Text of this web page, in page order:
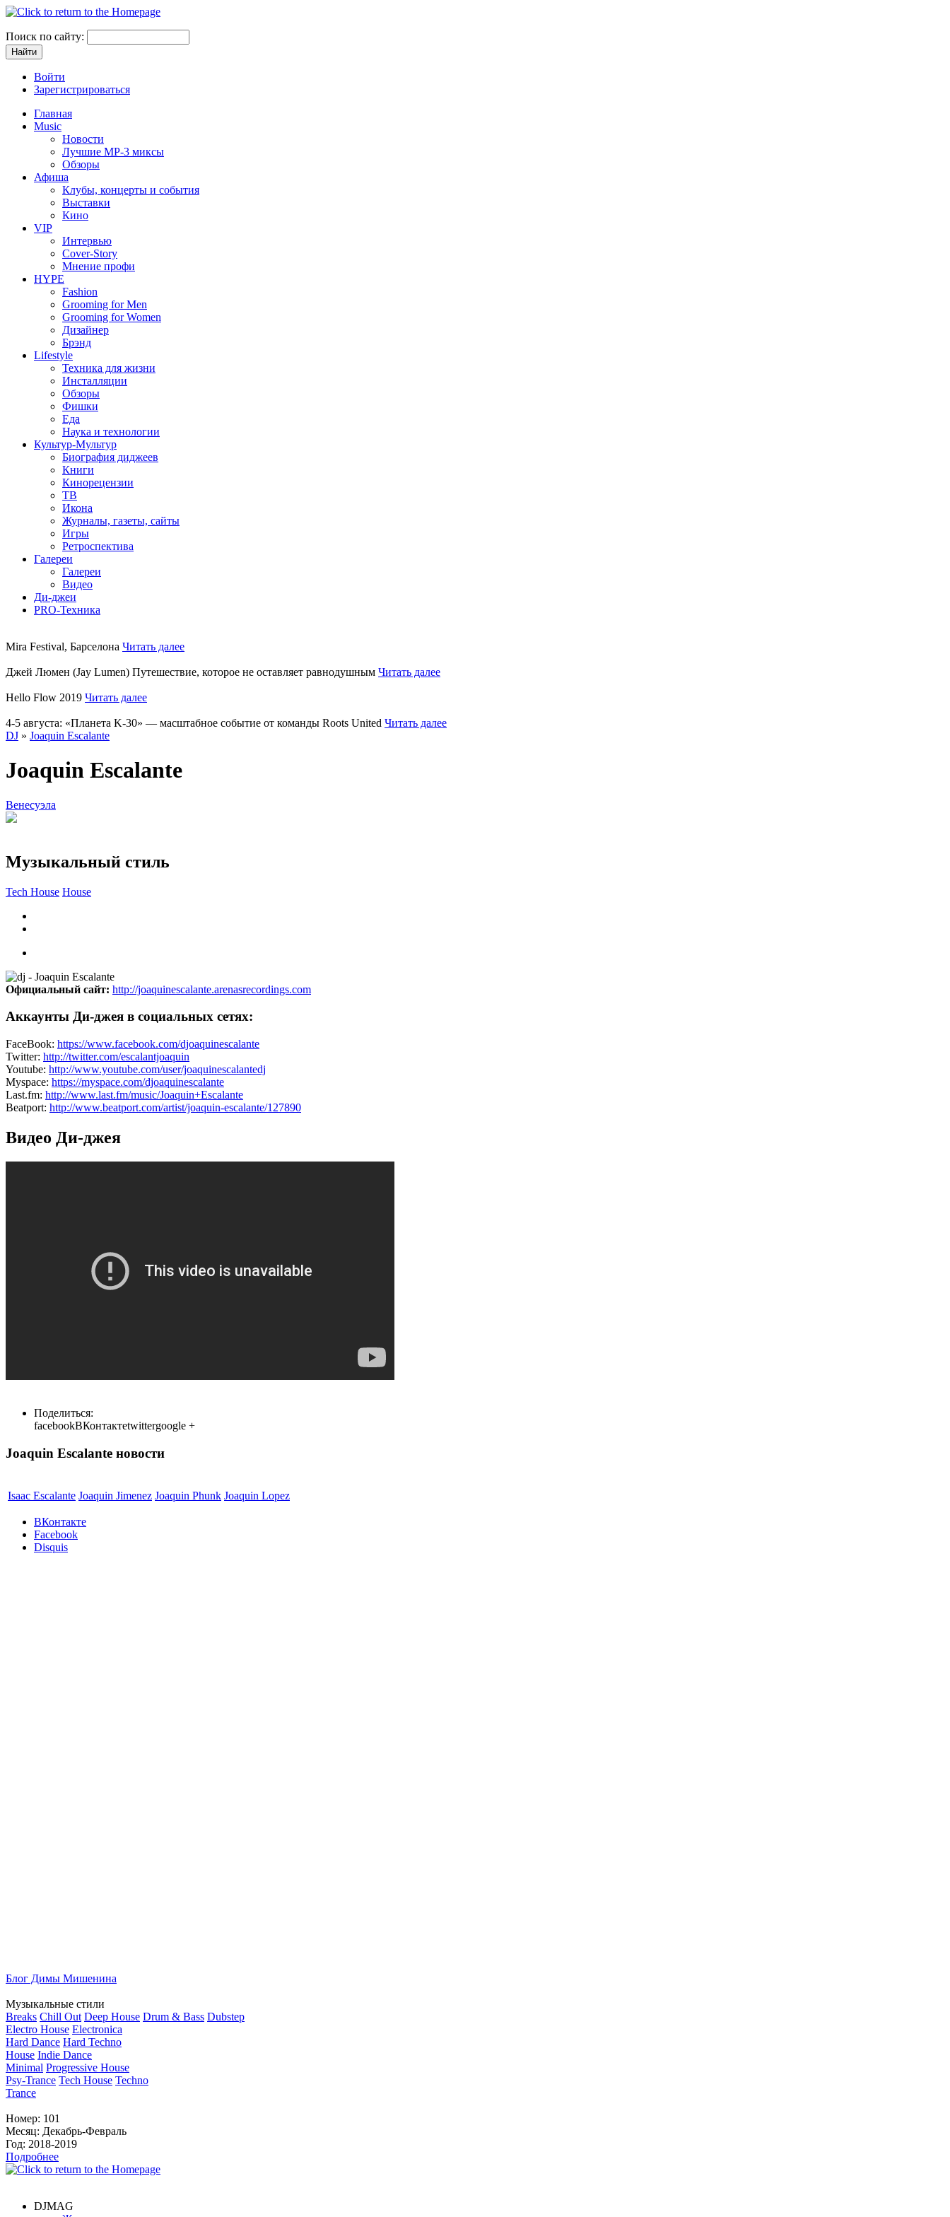
Поиск по сайту:
Войти
Зарегистрироваться
Главная
Music
Новости
Лучшие MP-3 миксы
Обзоры
Афиша
Клубы, концерты и события
Выставки
Кино
VIP
Интервью
Cover-Story
Мнение профи
HYPE
Fashion
Grooming for Men
Grooming for Women
Дизайнер
Брэнд
Lifestyle
Техника для жизни
Инсталляции
Обзоры
Фишки
Еда
Наука и технологии
Культур-Мультур
Биография диджеев
Книги
Кинорецензии
ТВ
Икона
Журналы, газеты, сайты
Игры
Ретроспектива
Галереи
Галереи
Видео
Ди-джеи
PRO-Техника
Mira Festival, Барселона Читать далее
Джей Люмен (Jay Lumen) Путешествие, которое не оставляет равнодушным Читать далее
Hello Flow 2019 Читать далее
4-5 августа: «Планета K-30» — масштабное событие от команды Roots United Читать далее
DJ » Joaquin Escalante
Joaquin Escalante
Венесуэла
Музыкальный стиль
Tech House House
Официальный сайт: http://joaquinescalante.arenasrecordings.com
Аккаунты Ди-джея в социальных сетях:
FaceBook: https://www.facebook.com/djoaquinescalante
Twitter: http://twitter.com/escalantjoaquin
Youtube: http://www.youtube.com/user/joaquinescalantedj
Myspace: https://myspace.com/djoaquinescalante
Last.fm: http://www.last.fm/music/Joaquin+Escalante
Beatport: http://www.beatport.com/artist/joaquin-escalante/127890
Видео Ди-джея
Поделиться:
facebookВКонтактеtwittergoogle +
Joaquin Escalante новости
Isaac Escalante Joaquin Jimenez Joaquin Phunk Joaquin Lopez
ВКонтакте
Facebook
Disquis
Блог Димы Мишенина
Музыкальные стили
Breaks Chill Out Deep House Drum & Bass Dubstep
Electro House Electronica
Hard Dance Hard Techno
House Indie Dance
Minimal Progressive House
Psy-Trance Tech House Techno
Trance
Номер: 101
Месяц: Декабрь-Февраль
Год: 2018-2019
Подробнее
DJMAG